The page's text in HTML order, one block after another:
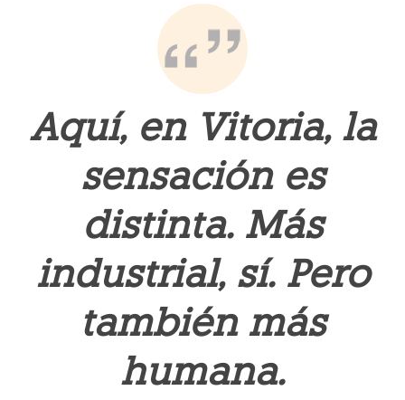
Aquí, en Vitoria, la
sensación es
distinta. Más
industrial, sí. Pero
también más
humana.